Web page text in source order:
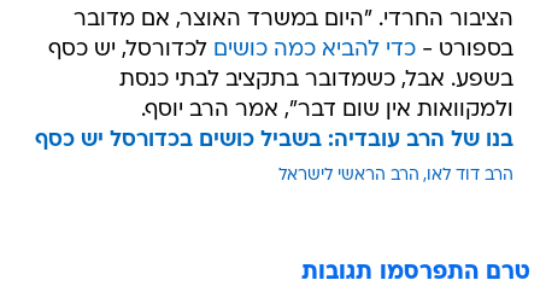
הציבור החרדי. "היום במשרד האוצר, אם מדובר
בספורט -כדי להביא כמה כושים לכדורסל, יש כסף
בשפע. אבל, כשמדובר בתקציב לבתי כנסת
ולמקוואות אין שום דבר", אמר הרב יוסף.
בנו של הרב עובדיה: בשביל כושים בכדורסל יש כסף
הרב דוד לאו הרב הראשי לישראל
טרם התפרסמו תגובות